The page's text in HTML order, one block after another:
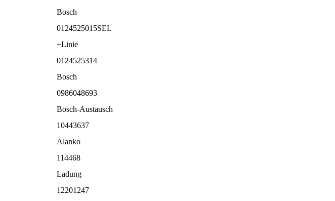
Bosch
0124525015SEL
+Linie
0124525314
Bosch
0986048693
Bosch-Austausch
10443637
Alanko
114468
Ladung
12201247